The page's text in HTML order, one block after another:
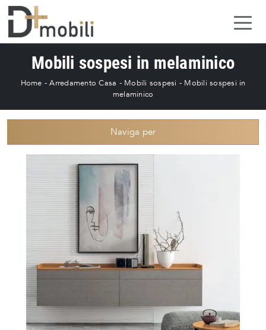
Mobili sospesi in melaminico
Home -Arredamento Casa - Mobili sospesi - Mobili sospesi in
melaminico
Naviga per